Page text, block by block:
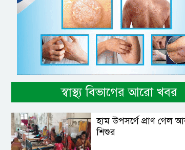
স্বাস্থ্য বিভাগের আরো খবর
হাম উপসর্গে প্রাণ গেল
শিশুর